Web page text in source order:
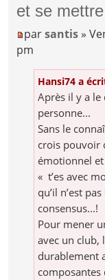
et se
parsantis »
pm
Hansi74 a
Après il y a le
personne...
Sans le
crois pouvoir
émotionnel
« t’es avec
qu’il n’est
consensus...!
Pour mener
avec un club,
durablement
composantes